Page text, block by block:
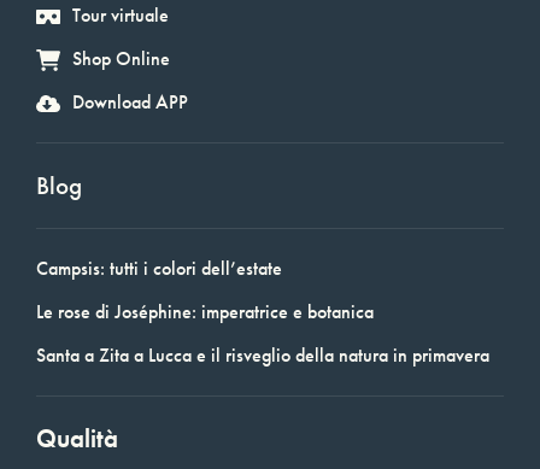
Tour virtuale
Shop Online
Download APP
Blog
Campsis: tutti i colori dell’estate
Le rose di Joséphine: imperatrice e botanica
Santa a Zita a Lucca e il risveglio della natura in primavera
Qualità